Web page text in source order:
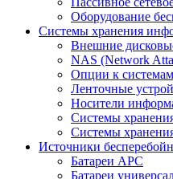
Оборудование
Системы хранения
Внешние
NAS (Network
Опции к
Ленточные
Носители
Системы
Системы
Источники
Батареи APC
Батареи